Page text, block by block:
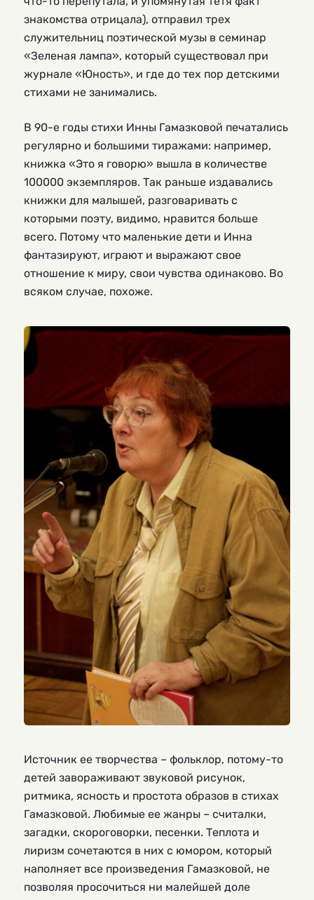
знакомства отрицала), отправил трех
служительниц поэтической музы в семинар
«Зеленая лампа», который существовал при
журнале «Юность», и где до тех пор детскими
стихами не занимались.
В 90-е годы стихи Инны Гамазковой печатались
регулярно и большими тиражами: например,
книжка «Это я говорю» вышла в количестве
100000 экземпляров. Так раньше издавались
книжки для малышей, разговаривать с
которыми поэту, видимо, нравится больше
всего. Потому что маленькие дети и Инна
фантазируют, играют и выражают свое
отношение к миру, свои чувства одинаково. Во
всяком случае, похоже.
Источник ее творчества – фольклор, потому-то
детей завораживают звуковой рисунок,
ритмика, ясность и простота образов в стихах
Гамазковой. Любимые ее жанры – считалки,
загадки, скороговорки, песенки. Теплота и
лиризм сочетаются в них с юмором, который
наполняет все произведения Гамазковой, не
позволяя просочиться ни малейшей доле